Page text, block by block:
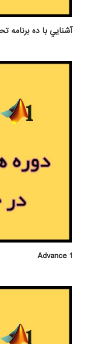
آشنايي با ده برنامه
Advance 1